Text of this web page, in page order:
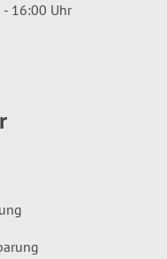
16:00 Uhr